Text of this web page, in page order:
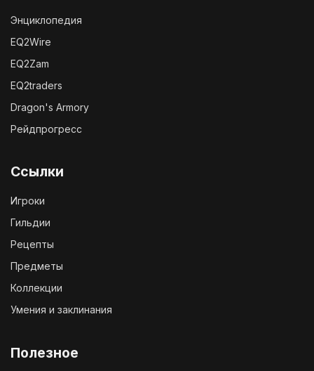
Энциклопедия
EQ2Wire
EQ2Zam
EQ2traders
Dragon's Armory
Рейдпрогресс
Ссылки
Игроки
Гильдии
Рецепты
Предметы
Коллекции
Умения и заклинания
Полезное